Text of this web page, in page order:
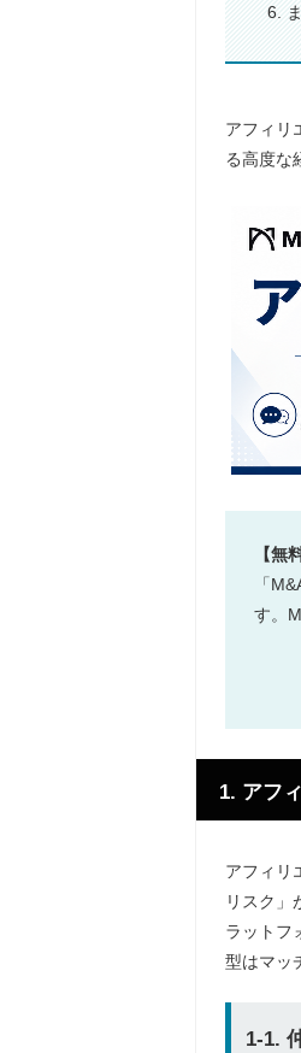
6.
アフィリ
る高度な
【無
「
す。
1. アフ
アフィリ
リスク」
ラットフ
型はマッ
1-1.